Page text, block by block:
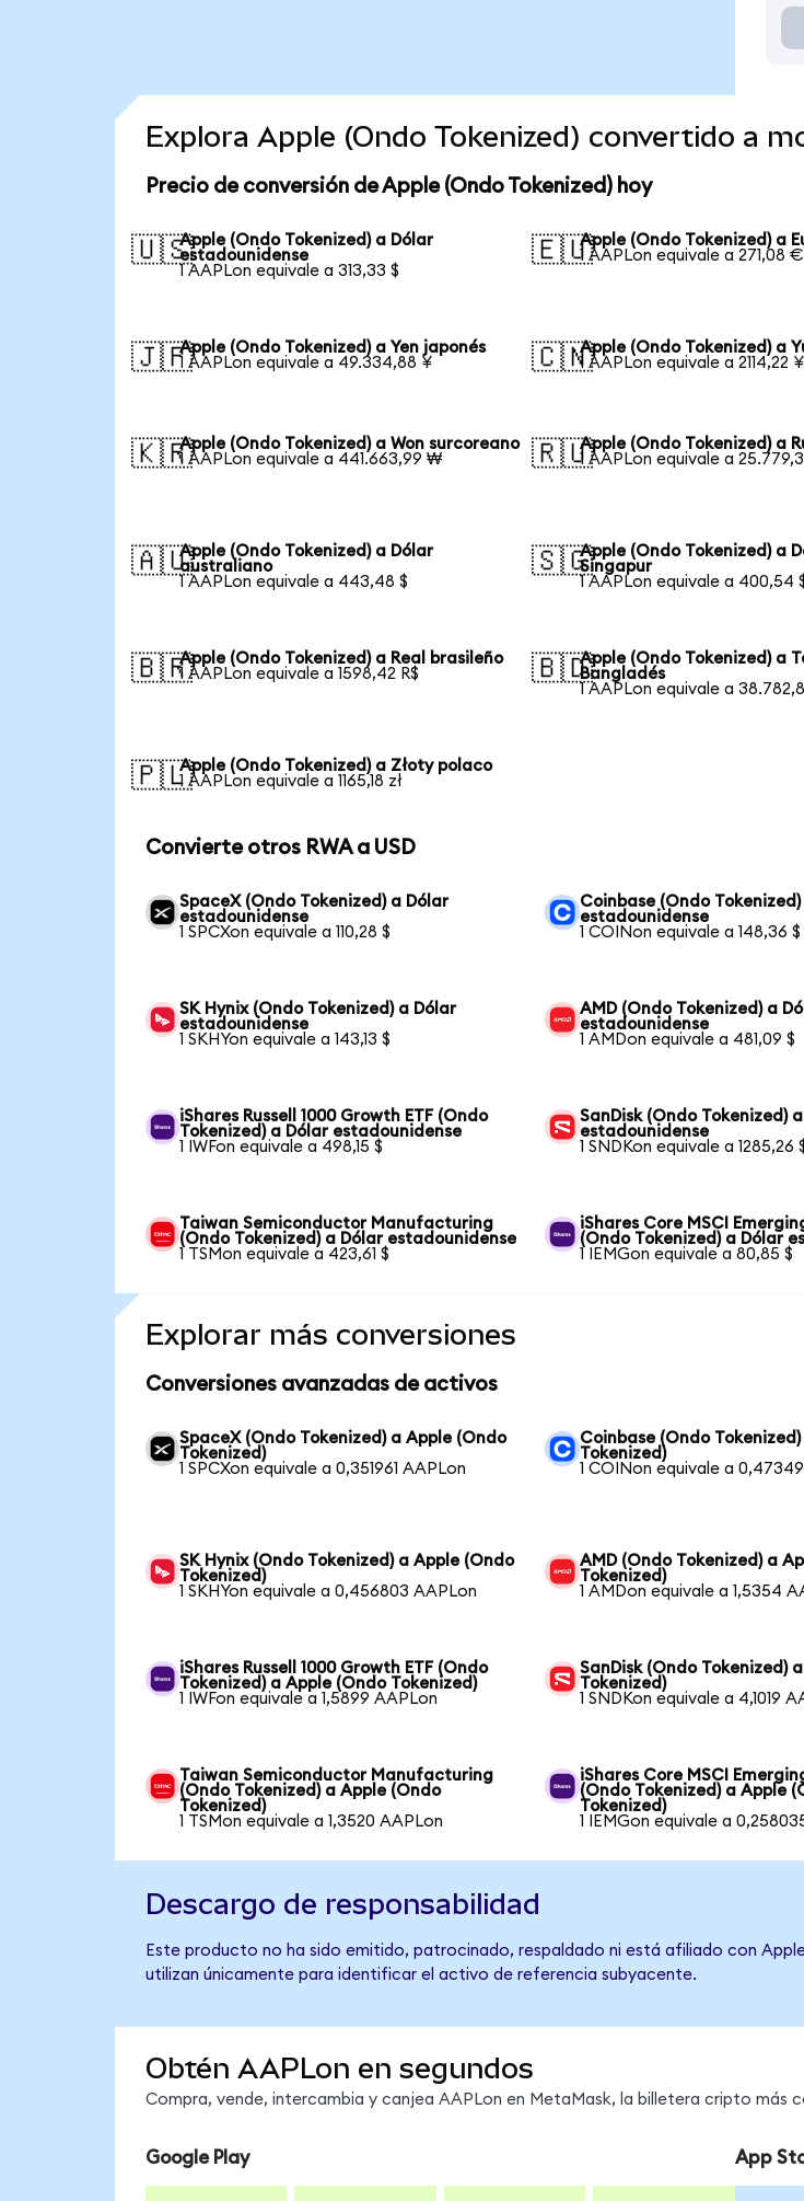
Explora Apple (Ondo Tokenized) convertido a
Precio de conversión de Apple (Ondo Tokenized) hoy
🇺🇸Apple (Ondo Tokenized) a Dólar
estadounidense
1 AAPLon equivale a 313,33 $
🇪🇺Apple (Ondo Tokenized) a
1 AAPLon equivale a 271,08 €
🇯🇵Apple (Ondo Tokenized) a Yen japonés
1 AAPLon equivale a 49.334,88 ¥
🇨🇳Apple (Ondo Tokenized) a
1 AAPLon equivale a 2114,22 ¥
🇰🇷Apple (Ondo Tokenized) a Won surcoreano
1 AAPLon equivale a 441.663,99 ₩
🇷🇺Apple (Ondo Tokenized) a
1 AAPLon equivale a
🇦🇺Apple (Ondo Tokenized) a Dólar
australiano
1 AAPLon equivale a 443,48 $
🇸🇬Apple (Ondo Tokenized) a
Singapur
1 AAPLon equivale a 400,54
🇧🇷Apple (Ondo Tokenized) a Real brasileño
1 AAPLon equivale a 1598,42 R$
🇧🇩Apple (Ondo Tokenized) a
Bangladés
1 AAPLon equivale a
🇵🇱Apple (Ondo Tokenized) a Złoty polaco
1 AAPLon equivale a 1165,18 zł
Convierte otros RWA a USD
SpaceX (Ondo Tokenized) a Dólar
estadounidense
1 SPCXon equivale a 110,28 $
Coinbase (Ondo
estadounidense
1 COINon equivale a 148,36 $
SK Hynix (Ondo Tokenized) a Dólar
estadounidense
1 SKHYon equivale a 143,13 $
AMD (Ondo Tokenized) a
estadounidense
1 AMDon equivale a 481,09 $
iShares Russell 1000 Growth ETF (Ondo
Tokenized) a Dólar estadounidense
1 IWFon equivale a 498,15 $
SanDisk (Ondo Tokenized)
estadounidense
1 SNDKon equivale a 1285,26
Taiwan Semiconductor Manufacturing
(Ondo Tokenized) a Dólar estadounidense
1 TSMon equivale a 423,61 $
iShares Core MSCI
(Ondo Tokenized) a Dólar
1 IEMGon equivale a 80,85 $
Explorar más conversiones
Conversiones avanzadas de activos
SpaceX (Ondo Tokenized) a Apple (Ondo
Tokenized)
1 SPCXon equivale a 0,351961 AAPLon
Coinbase (Ondo
Tokenized)
1 COINon equivale a
SK Hynix (Ondo Tokenized) a Apple (Ondo
Tokenized)
1 SKHYon equivale a 0,456803 AAPLon
AMD (Ondo Tokenized) a
Tokenized)
1 AMDon equivale a 1,5354
iShares Russell 1000 Growth ETF (Ondo
Tokenized) a Apple (Ondo Tokenized)
1 IWFon equivale a 1,5899 AAPLon
SanDisk (Ondo Tokenized)
Tokenized)
1 SNDKon equivale a 4,1019
Taiwan Semiconductor Manufacturing
(Ondo Tokenized) a Apple (Ondo
Tokenized)
1 TSMon equivale a 1,3520 AAPLon
iShares Core MSCI
(Ondo Tokenized) a Apple
Tokenized)
1 IEMGon equivale a
Descargo de responsabilidad
Este producto no ha sido emitido, patrocinado, respaldado ni está afiliado con
utilizan únicamente para identificar el activo de referencia subyacente.
Obtén AAPLon en segundos
Compra, vende, intercambia y canjea AAPLon en MetaMask, la billetera cripto más
Google Play App